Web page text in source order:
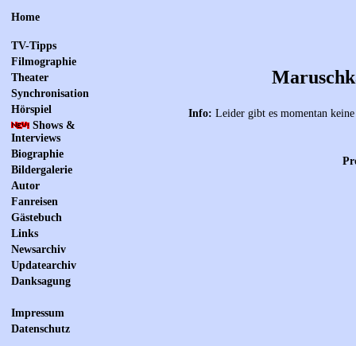
Home
TV-Tipps
Filmographie
Theater
Synchronisation
Hörspiel
Shows &
Interviews
Biographie
Bildergalerie
Autor
Fanreisen
Gästebuch
Links
Newsarchiv
Updatearchiv
Danksagung
Impressum
Datenschutz
Info: Leider gibt es momentan